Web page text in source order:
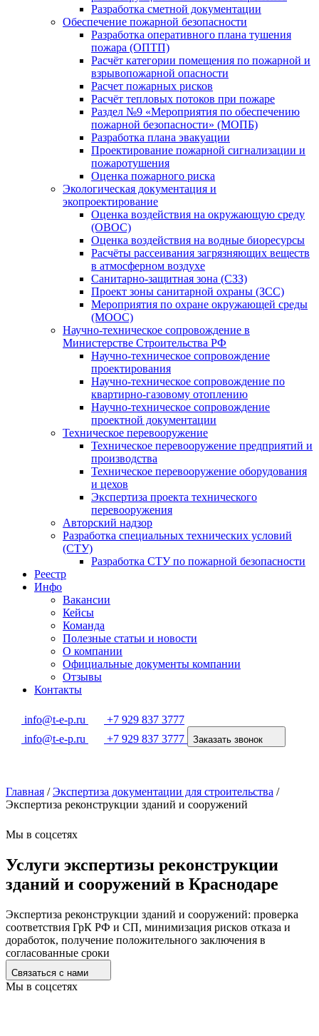
Разработка сметной документации
Обеспечение пожарной безопасности
Разработка оперативного плана тушения
пожара (ОПТП)
Расчёт категории помещения по пожарной и
взрывопожарной опасности
Расчет пожарных рисков
Расчёт тепловых потоков при пожаре
Раздел №9 «Мероприятия по обеспечению
пожарной безопасности» (МОПБ)
Разработка плана эвакуации
Проектирование пожарной сигнализации и
пожаротушения
Оценка пожарного риска
Экологическая документация и
экопроектирование
Оценка воздействия на окружающую среду
(ОВОС)
Оценка воздействия на водные биоресурсы
Расчёты рассеивания загрязняющих веществ
в атмосферном воздухе
Санитарно-защитная зона (СЗЗ)
Проект зоны санитарной охраны (ЗСС)
Мероприятия по охране окружающей среды
(МООС)
Научно-техническое сопровождение в
Министерстве Строительства РФ
Научно-техническое сопровождение
проектирования
Научно-техническое сопровождение по
квартирно-газовому отоплению
Научно-техническое сопровождение
проектной документации
Техническое перевооружение
Техническое перевооружение предприятий и
производства
Техническое перевооружение оборудования
и цехов
Экспертиза проекта технического
перевооружения
Авторский надзор
Разработка специальных технических условий
(СТУ)
Разработка СТУ по пожарной безопасности
Реестр
Инфо
Вакансии
Кейсы
Команда
Полезные статьи и новости
О компании
Официальные документы компании
Отзывы
Контакты
info@t-e-p.ru
+7 929 837 3777
info@t-e-p.ru
+7 929 837 3777 Заказать звонок
Главная /Экспертиза документации для строительства /
Экспертиза реконструкции зданий и сооружений
Мы в соцсетях
Услуги экспертизы реконструкции
зданий и сооружений в Краснодаре
Экспертиза реконструкции зданий и сооружений: проверка
соответствия ГрК РФ и СП, минимизация рисков отказа и
доработок, получение положительного заключения в
согласованные сроки
Связаться с нами
Мы в соцсетях